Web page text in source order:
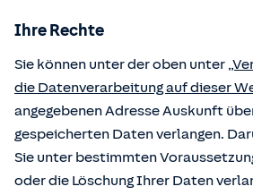
Ihre Rechte
Sie können unter der oben unter
die Datenverarbeitung auf dieser
angegebenen Adresse Auskunft
gespeicherten Daten verlangen.
Sie unter bestimmten
oder die Löschung Ihrer Daten